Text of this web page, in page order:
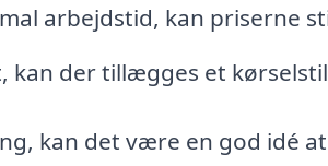
arbejdstid, kan priserne
kan der tillægges et
kan det være en god idé at